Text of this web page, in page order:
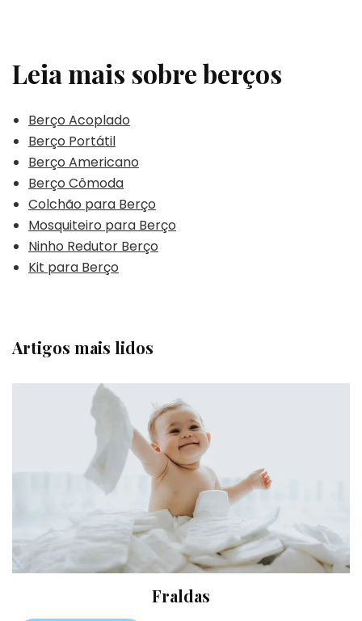
Leia mais sobre berços
Berço Acoplado
Berço Portátil
Berço Americano
Berço Cômoda
Colchão para Berço
Mosquiteiro para Berço
Ninho Redutor Berço
Kit para Berço
Artigos mais lidos
Fraldas